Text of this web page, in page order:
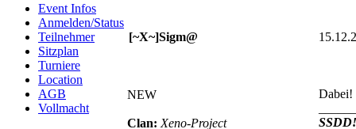
Event Infos
Anmelden/Status
Teilnehmer
Sitzplan
Turniere
Location
AGB
Vollmacht
[~X~]Sigm@
NEW
Clan: Xeno-Project
Dabei!
SSDD!